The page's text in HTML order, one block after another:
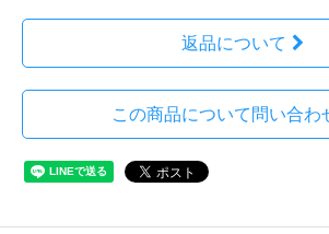
返品について
この商品について問い合わ